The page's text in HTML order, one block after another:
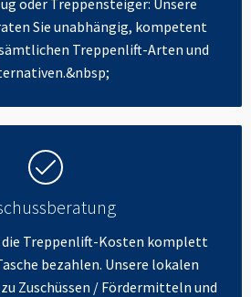
oder Treppensteiger: Unsere
Sie unabhängig, kompetent
Treppenlift-Arten und
die Treppenlift-Kosten komplett
bezahlen. Unsere lokalen
Zuschüssen / Fördermitteln und